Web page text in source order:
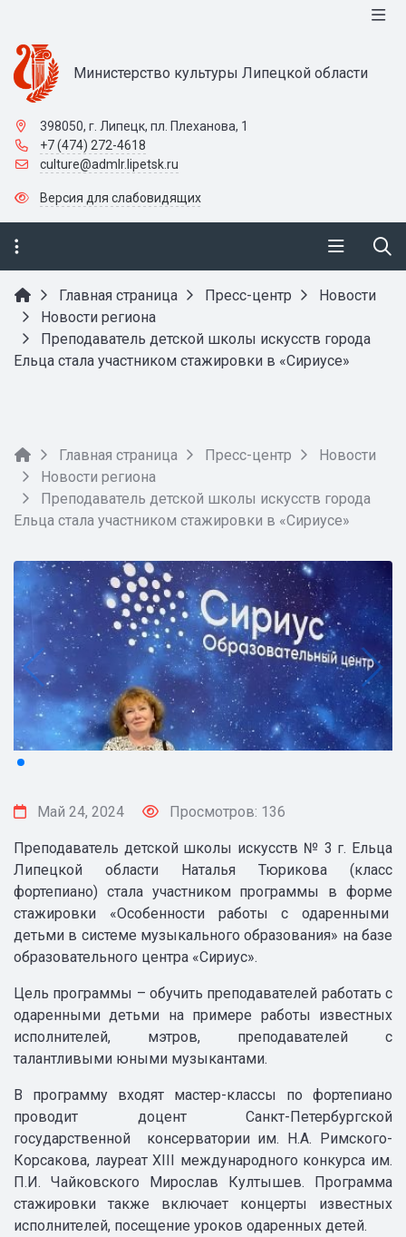
Министерство культуры Липецкой области
398050, г. Липецк, пл. Плеханова, 1
+7 (474) 272-4618
culture@admlr.lipetsk.ru
Версия для слабовидящих
Главная страница Пресс-центр
Новости
Новости региона
Преподаватель детской школы искусств города
Ельца стала участником стажировки в «Сириусе»
Главная страница Пресс-центр
Новости
Новости региона
Преподаватель детской школы искусств города
Ельца стала участником стажировки в «Сириусе»
Май 24, 2024 Просмотров: 136
Преподаватель детской школы искусств № 3 г. Ельца
Липецкой области Наталья Тюрикова (класс
фортепиано) стала участником программы в форме
стажировки «Особенности работы с одаренными
детьми в системе музыкального образования» на базе
образовательного центра «Сириус».
Цель программы – обучить преподавателей работать с
одаренными детьми на примере работы известных
исполнителей, мэтров, преподавателей с
талантливыми юными музыкантами.
В программу входят мастер-классы по фортепиано
проводит доцент Санкт-Петербургской
государственной консерватории им. Н.А. Римского-
Корсакова, лауреат XIII международного конкурса им.
П.И. Чайковского Мирослав Култышев. Программа
стажировки также включает концерты известных
исполнителей, посещение уроков одаренных детей.